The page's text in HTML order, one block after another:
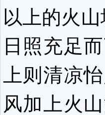
以上的火
日照充足
上则清凉
风加上火